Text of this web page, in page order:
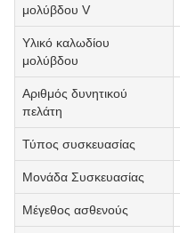
μολύβδου V
Υλικό καλωδίου
μολύβδου
Αριθμός δυνητικού
πελάτη
Τύπος συσκευασίας
Μονάδα Συσκευασίας
Μέγεθος ασθενούς